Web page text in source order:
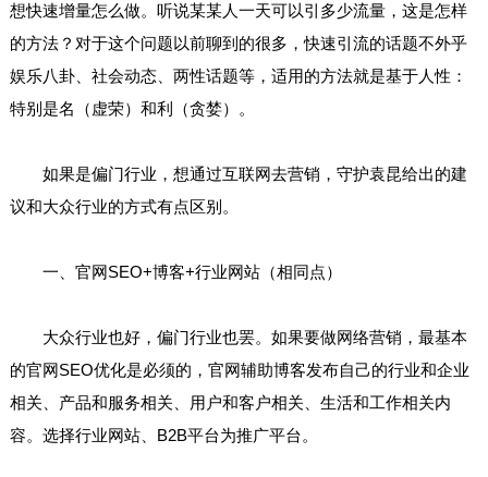
想快速增量怎么做。听说某某人一天可以引多少流量，这是怎样
的方法？对于这个问题以前聊到的很多，快速引流的话题不外乎
娱乐八卦、社会动态、两性话题等，适用的方法就是基于人性：
特别是名（虚荣）和利（贪婪）。
如果是偏门行业，想通过互联网去营销，守护袁昆给出的建
议和大众行业的方式有点区别。
一、官网SEO+博客+行业网站（相同点）
大众行业也好，偏门行业也罢。如果要做网络营销，最基本
的官网SEO优化是必须的，官网辅助博客发布自己的行业和企业
相关、产品和服务相关、用户和客户相关、生活和工作相关内
容。选择行业网站、B2B平台为推广平台。